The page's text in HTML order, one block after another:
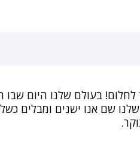
בעולם שלנו היום
שם אנו ישנים ומבלים